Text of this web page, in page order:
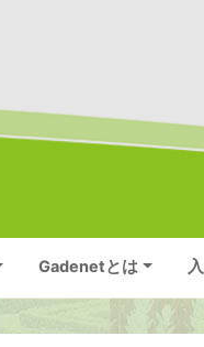
Gadenetとは